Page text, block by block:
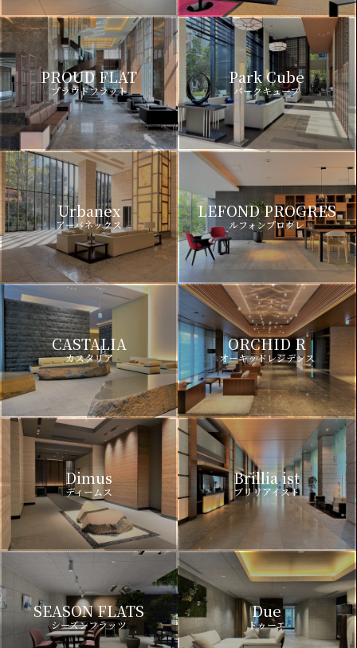
PROUD FLAT
プラウドフラット
Park Cube
パークキューブ
Urbanex
アーバネックス
LEFOND PROGRES
ルフォンプログレ
CASTALIA
カスタリア
ORCHID R
オーキッドレジデンス
Dimus
ディームス
Brillia ist
ブリリアイスト
SEASON FLATS
シーズンフラッツ
Due
ドゥーエ